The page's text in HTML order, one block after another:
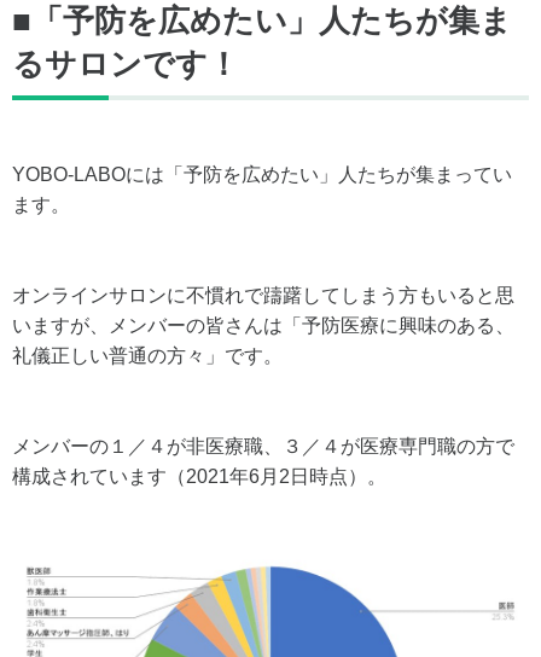
■「予防を広めたい」人たちが集ま
るサロンです！
YOBO-LABOには「予防を広めたい」人たちが集まってい
ます。
オンラインサロンに不慣れで躊躇してしまう方もいると思
いますが、メンバーの皆さんは「予防医療に興味のある、
礼儀正しい普通の方々」です。
メンバーの１／４が非医療職、３／４が医療専門職の方で
構成されています（2021年6月2日時点）。